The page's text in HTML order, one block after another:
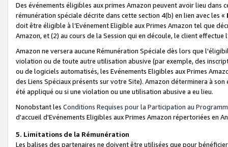
Des événements éligibles aux primes Amazon peuvent avoir lieu dans
rémunération spéciale décrite dans cette section 4(b) en lien avec les «
doit être éligible à l’Evénement Eligible aux Primes Amazon tel que
Amazon, et (2) au cours de la Session qui en découle, le client
Amazon ne versera aucune Rémunération Spéciale dès lors que
violation ou de toute autre utilisation abusive (par exemple, des
ou de logiciels automatisés, les Evénements Eligibles aux Primes
des Liens Spéciaux présents sur votre Site). Amazon déterminera à
été appliqué ou si une violation ou une utilisation abusive a eu lieu.
Nonobstant les Conditions Requises pour la Participation au
d'accueil d'Evénements Eligibles aux Primes Amazon répertoriées en
5. Limitations de la Rémunération
Les balises des partenaires ne doivent être utilisées que pour